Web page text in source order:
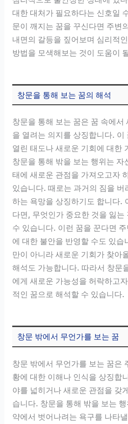
대한 대처가 필요하다는 신호일
문이 깨지는 꿈을 꾸신다면 주변
내면의 갈등을 짚어보며 심리적
방법을 모색해보는 것이 도움이
창문을 통해 보는 꿈의 해석
창문을 통해 보는 꿈은 꿈 속에서
을 열려는 의지를 상징합니다. 이
열린 태도나 새로운 기회에 대한
창문을 통해 밖을 보는 행위는 자
태에 새로운 관점을 가져오고자
있습니다. 때로는 과거의 짐을 버
하는 욕망을 상징하기도 합니다.
다면, 무엇인가 중요한 것을 잃
수 있습니다. 이런 꿈을 꾼다면
에 대한 불안을 반영할 수도 있습
만이 아니라 새로운 기회가 찾아
해석도 가능합니다. 따라서 창문
에게 새로운 가능성을 허락하고
적인 꿈으로 해석할 수 있습니다.
창문 밖에서 무언가를 보는 꿈
창문 밖에서 무언가를 보는 꿈은
황에 대한 이해나 인식을 상징합
야를 넓히거나 새로운 관점을 갖
습니다. 창문을 통해 밖을 보는
약에서 벗어나려는 욕구를 나타